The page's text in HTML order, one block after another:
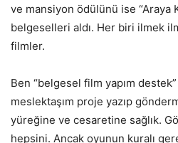
ve mansiyon ödülünü ise “Araya
belgeselleri aldı. Her biri ilmek
filmler.
Ben “belgesel film yapım
meslektaşım proje yazıp
yüreğine ve cesaretine sağlık.
hepsini. Ancak oyunun kuralı